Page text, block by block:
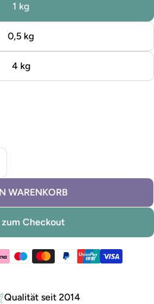
1 kg
0,5 kg
4 kg
African Beige verringern
für Kreidefarbe African
WARENKORB
Checkout
Qualität seit 2014